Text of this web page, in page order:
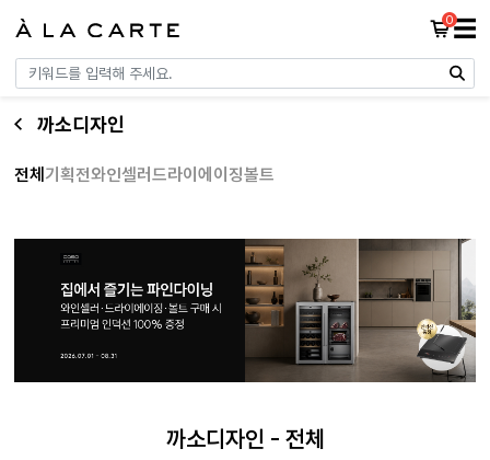
0☰
까소디자인
전체 기획전와인셀러드라이에이징볼트
까소디자인 - 전체